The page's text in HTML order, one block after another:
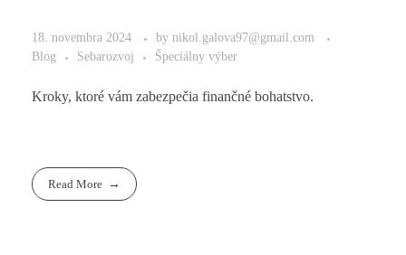
18. novembra 2024 by nikol.galova97@gmail.com
Blog
Sebarozvoj Špeciálny výber
Kroky, ktoré vám zabezpečia finančné bohatstvo.
Read More